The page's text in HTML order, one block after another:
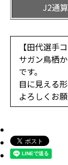
J2通算
【田代選手
サガン鳥栖
です。
目に見える
よろしくお